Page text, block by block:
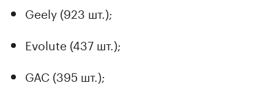
00:00 / 00:00
Geely (923 шт.);
Evolute (437 шт.);
GAC (395 шт.);